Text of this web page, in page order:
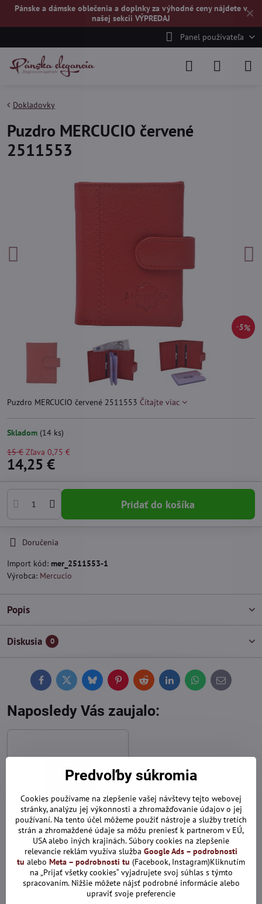
✕
Pánske a dámske oblečenia a doplnky za výhodné ceny nájdete v
našej sekcii VÝPREDAJ
Panel používateľa
5%
Dokladovky
Puzdro MERCUCIO červené
2511553
Puzdro MERCUCIO červené 2511553 Čítajte viac
Skladom (14 ks)
15 € Zľava 0,75 €
14,25 €
Pridať do košíka
Doručenia
Import kód: mer_2511553-1
Výrobca: Mercucio
Popis
Diskusia 0
FacebookTwitterBlueskyPinterestReddit LinkedInWhatsApp
E-
mail
Naposledy Vás zaujalo:
5%
Puzdro MERCUCIO červené
2511553
Skladom
14,25 €
Predvoľby súkromia
Cookies používame na zlepšenie vašej návštevy tejto webovej
stránky, analýzu jej výkonnosti a zhromažďovanie údajov o jej
používaní. Na tento účel môžeme použiť nástroje a služby tretích
strán a zhromaždené údaje sa môžu preniesť k partnerom v EÚ,
USA alebo iných krajinách. Súbory cookies na zlepšenie
relevancie reklám využíva služba Google Ads – podrobnosti
tu alebo Meta – podrobnosti tu (Facebook, Instagram)Kliknutím
na „Prijať všetky cookies“ vyjadrujete svoj súhlas s týmto
spracovaním. Nižšie môžete nájsť podrobné informácie alebo
upraviť svoje preferencie